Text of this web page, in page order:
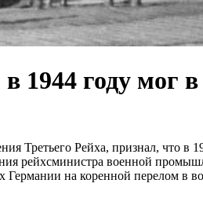
1944 году мог
Третьего Рейха, признал, что в
рейхсминистра военной
Германии на коренной перелом в